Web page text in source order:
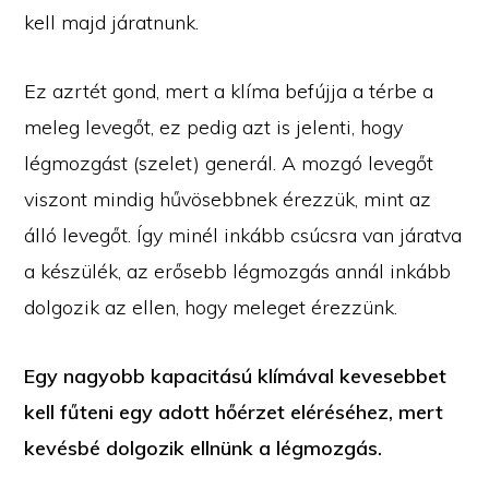
kell majd járatnunk.
Ez azrtét gond, mert a klíma befújja a térbe a
meleg levegőt, ez pedig azt is jelenti, hogy
légmozgást (szelet) generál. A mozgó levegőt
viszont mindig hűvösebbnek érezzük, mint az
álló levegőt. Így minél inkább csúcsra van járatva
a készülék, az erősebb légmozgás annál inkább
dolgozik az ellen, hogy meleget érezzünk.
Egy nagyobb kapacitású klímával kevesebbet
kell fűteni egy adott hőérzet eléréséhez, mert
kevésbé dolgozik ellnünk a légmozgás.